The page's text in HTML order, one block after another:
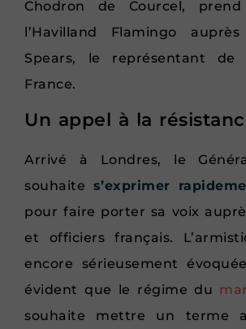
Chodron de Courcel,
l’Havilland Flamingo
Spears, le représentant de
France.
Un appel à la
Arrivé à Londres, le
souhaite s’exprimer
pour faire porter sa voix
et officiers français.
encore sérieusement
évident que le régime du
souhaite mettre un terme